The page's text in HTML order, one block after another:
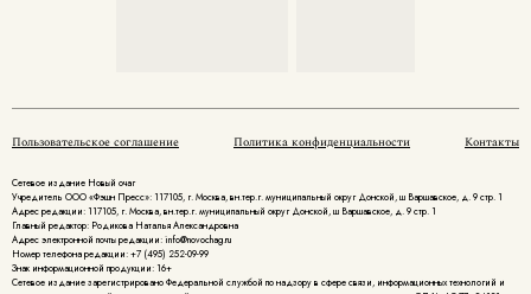
Пользовательское соглашение Политика конфиденциальности Контакты
Сетевое издание Новый очаг
Учредитель ООО «Фэшн Пресс»: 117105, г. Москва, вн.тер.г. муниципальный округ Донской, ш Варшавское, д. 9 стр. 1
Адрес редакции: 117105, г. Москва, вн.тер.г. муниципальный округ Донской, ш Варшавское, д. 9 стр. 1
Главный редактор: Родикова Наталья Александровна
Адрес электронной почты редакции: info@novochag.ru
Номер телефона редакции: +7 (495) 252-09-99
Знак информационной продукции: 16+
Cетевое издание зарегистрировано Федеральной службой по надзору в сфере связи, информационных технологий и